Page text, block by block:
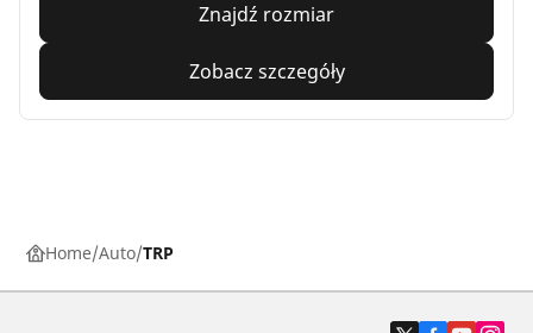
Znajdź rozmiar
Zobacz szczegóły
Home Auto TRP